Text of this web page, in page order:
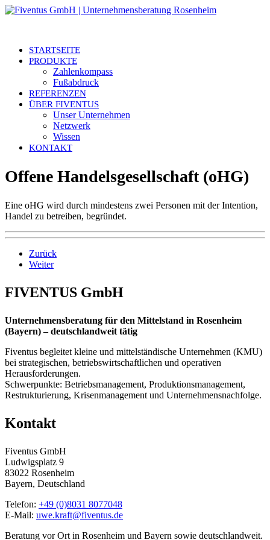
STARTSEITE
PRODUKTE
Zahlenkompass
Fußabdruck
REFERENZEN
ÜBER FIVENTUS
Unser Unternehmen
Netzwerk
Wissen
KONTAKT
Offene Handelsgesellschaft (oHG)
Eine oHG wird durch mindestens zwei Personen mit der Intention,
Handel zu betreiben, begründet.
Zurück
Weiter
FIVENTUS GmbH
Unternehmensberatung für den Mittelstand in Rosenheim
(Bayern) – deutschlandweit tätig
Fiventus begleitet kleine und mittelständische Unternehmen (KMU)
bei strategischen, betriebswirtschaftlichen und operativen
Herausforderungen.
Schwerpunkte: Betriebsmanagement, Produktionsmanagement,
Restrukturierung, Krisenmanagement und Unternehmensnachfolge.
Kontakt
Fiventus GmbH
Ludwigsplatz 9
83022 Rosenheim
Bayern, Deutschland
Telefon: +49 (0)8031 8077048
E-Mail: uwe.kraft@fiventus.de
Beratung vor Ort in Rosenheim und Bayern sowie deutschlandweit.